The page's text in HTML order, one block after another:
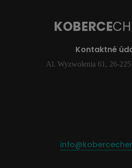
KOBERCE
Kontaktné
Al. Wyzwolenia 61, 26-